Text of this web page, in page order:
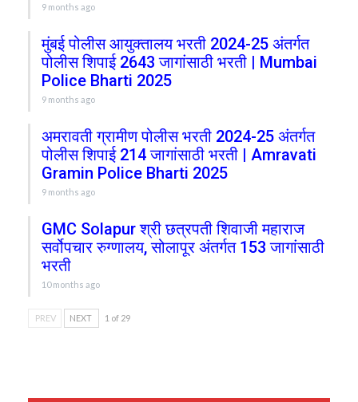
9 months ago
मुंबई पोलीस आयुक्तालय भरती 2024-25 अंतर्गत
पोलीस शिपाई 2643 जागांसाठी भरती | Mumbai
Police Bharti 2025
9 months ago
अमरावती ग्रामीण पोलीस भरती 2024-25 अंतर्गत
पोलीस शिपाई 214 जागांसाठी भरती | Amravati
Gramin Police Bharti 2025
9 months ago
GMC Solapur श्री छत्रपती शिवाजी महाराज
सर्वोपचार रुग्णालय, सोलापूर अंतर्गत 153 जागांसाठी
भरती
10 months ago
PREV NEXT 1 of 29